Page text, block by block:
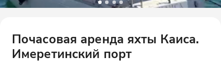
Почасовая аренда яхты Каиса.
Имеретинский порт